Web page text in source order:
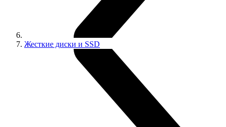
Жесткие диски и SSD